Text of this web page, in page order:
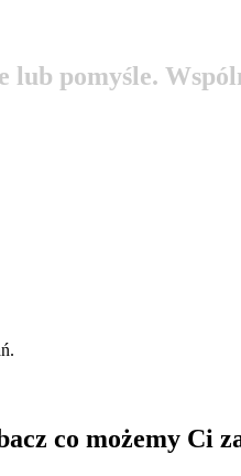
e lub pomyśle. Wspól
co możemy Ci